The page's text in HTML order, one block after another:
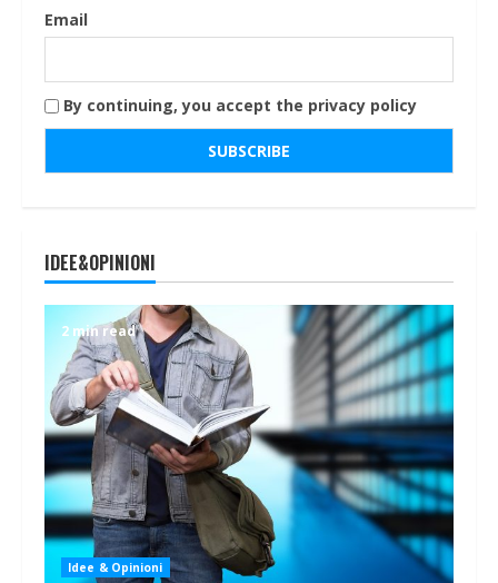
Email
By continuing, you accept the privacy policy
IDEE&OPINIONI
2 min read
Idee & Opinioni